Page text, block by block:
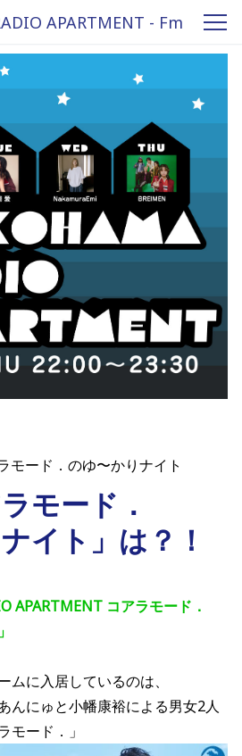
APARTMENT - Fm
モード．のゆ〜かりナイト
モード．
イト」は？！
APARTMENT コアラモード．
ムに入居しているのは、
んにゅと小幡康裕による男女2人
モード．」